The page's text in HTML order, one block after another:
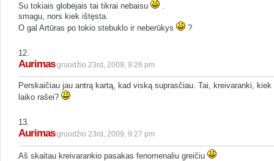
Su tokiais globėjais tai tikrai nebaisu
smagu, nors kiek ištęsta.
O gal Artūras po tokio stebuklo ir neberūkys
?
12.
Aurimas gruodžio 23rd, 2009, 9:26 pm
Perskaičiau jau antrą kartą, kad viską suprasčiau. Tai, kreivaranki, kiek
laiko rašei?
13.
Aurimas gruodžio 23rd, 2009, 9:27 pm
Aš skaitau kreivarankio pasakas fenomenaliu greičiu